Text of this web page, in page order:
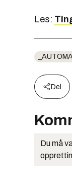
Les:
Del
Du må